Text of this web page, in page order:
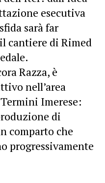
esecutiva
sarà far
cantiere di Rimed
Razza, è
nell’area
Imerese:
di
comparto che
progressivamente